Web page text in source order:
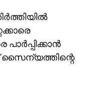
സൈന്യത്തിന്റെ